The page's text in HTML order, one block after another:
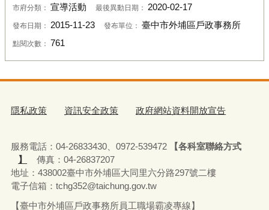
市府分類： 宣導活動 最後異動日期： 2020-02-17
發布日期： 2015-11-23 發布單位： 臺中市外埔區戶政事務所
點閱次數： 761
隱私政策 資訊安全政策 政府網站資料開放宣告
服務電話：04-26833430、0972-539472
【各科室聯絡方式
】
傳真：04-26837207
地址：438002臺中市外埔區大同里六分路297號二樓
電子信箱：tchg352@taichung.gov.tw
【臺中市外埔區戶政事務所員工職場霸凌專線】